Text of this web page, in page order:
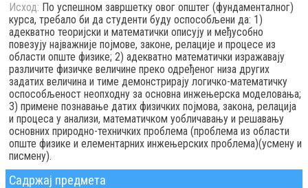
Исход: По успешном завршетку овог општег (фундаменталног)
курса, требало би да студенти буду оспособљени да: 1)
адекватно теоријски и математички описују и међусобно
повезују најважније појмове, законе, релације и процесе из
области опште физике; 2) адекватно математички изражавају
различите физичке величине преко одређеног низа других
задатих величина и тиме демонстрирају логичко-математичку
оспособљеност неопходну за основна инжењерска моделовања;
3) примене познавање датих физичких појмова, закона, релација
и процеса у анализи, математичком уобличавању и решавању
основних природно-техничких проблема (проблема из области
опште физике и елементарних инжењерских проблема)(усмену и
писмену).
Садржај предмета